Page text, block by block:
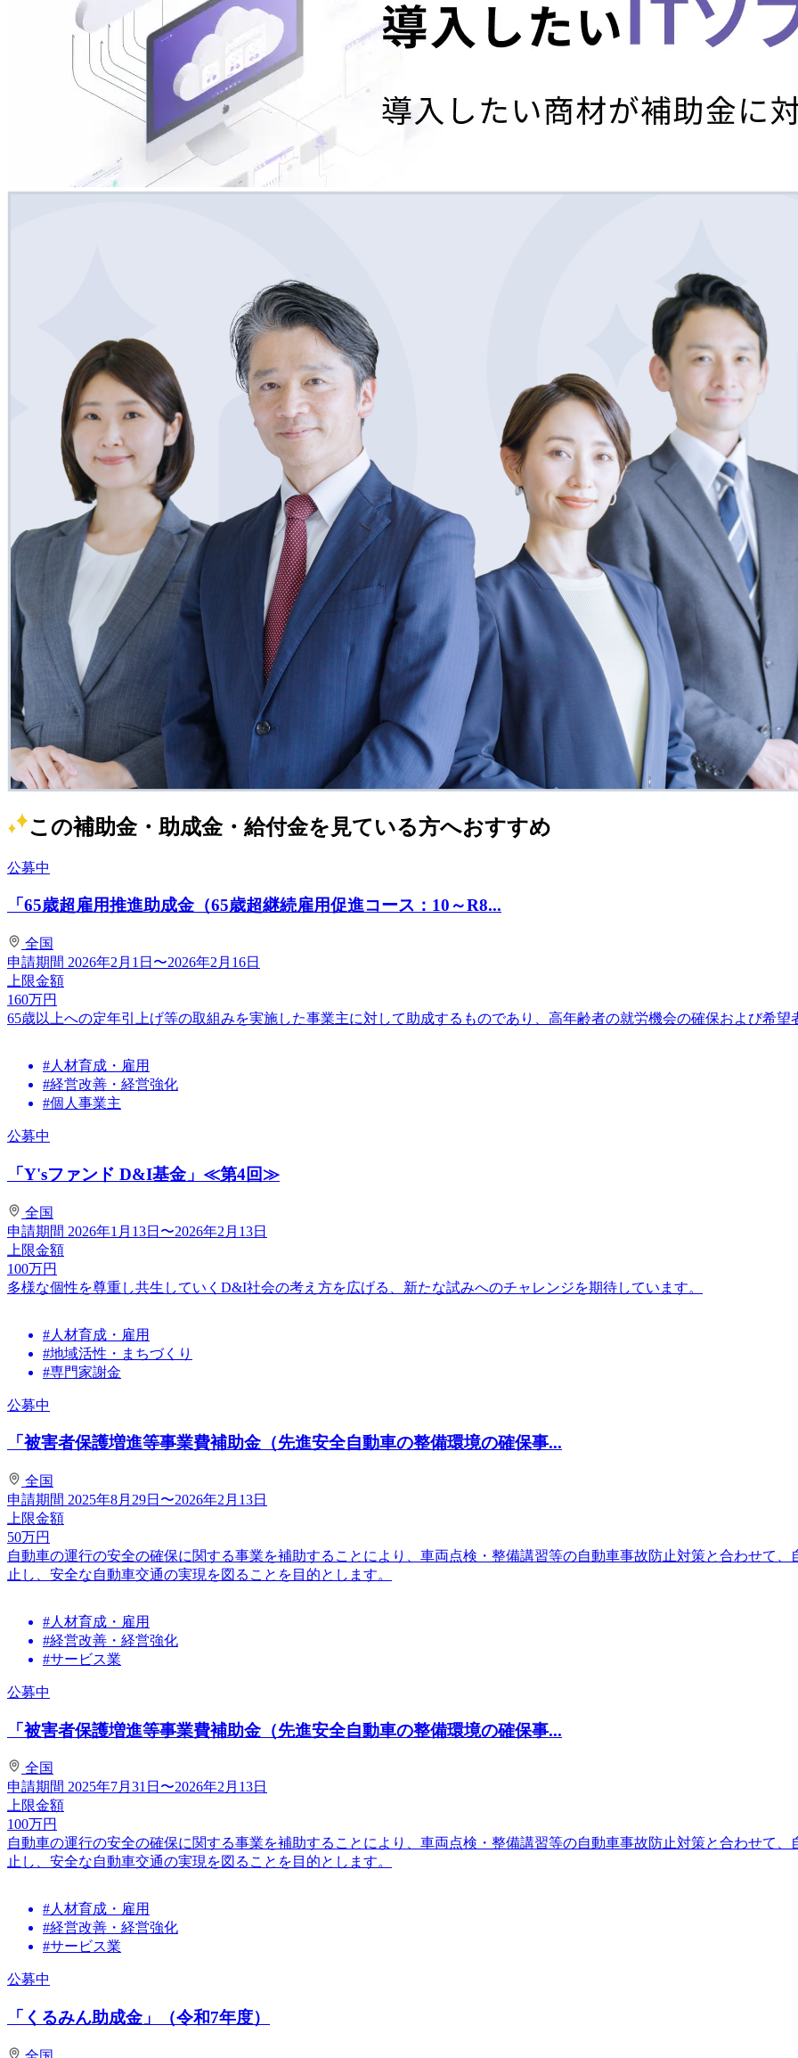
この補助金・助成金・給付金を見ている方へおすすめ
公募中
「65歳超雇用推進助成金（65歳超継続雇用促進コース：10～R8...
全国
申請期間 2026年2月1日〜2026年2月16日
上限金額
160万円
65歳以上への定年引上げ等の取組みを実施した事業主に対して助成するものであり、高年齢者の就労機会の確保および希
#人材育成・雇用
#経営改善・経営強化
#個人事業主
公募中
「Y'sファンド D&I基金」≪第4回≫
全国
申請期間 2026年1月13日〜2026年2月13日
上限金額
100万円
多様な個性を尊重し共生していくD&I社会の考え方を広げる、新たな試みへのチャレンジを期待しています。
#人材育成・雇用
#地域活性・まちづくり
#専門家謝金
公募中
「被害者保護増進等事業費補助金（先進安全自動車の整備環境の確保事...
全国
申請期間 2025年8月29日〜2026年2月13日
上限金額
50万円
自動車の運行の安全の確保に関する事業を補助することにより、車両点検・整備講習等の自動車事故防止対策と合わせて
止し、安全な自動車交通の実現を図ることを目的とします。
#人材育成・雇用
#経営改善・経営強化
#サービス業
公募中
「被害者保護増進等事業費補助金（先進安全自動車の整備環境の確保事...
全国
申請期間 2025年7月31日〜2026年2月13日
上限金額
100万円
自動車の運行の安全の確保に関する事業を補助することにより、車両点検・整備講習等の自動車事故防止対策と合わせて
止し、安全な自動車交通の実現を図ることを目的とします。
#人材育成・雇用
#経営改善・経営強化
#サービス業
公募中
「くるみん助成金」（令和7年度）